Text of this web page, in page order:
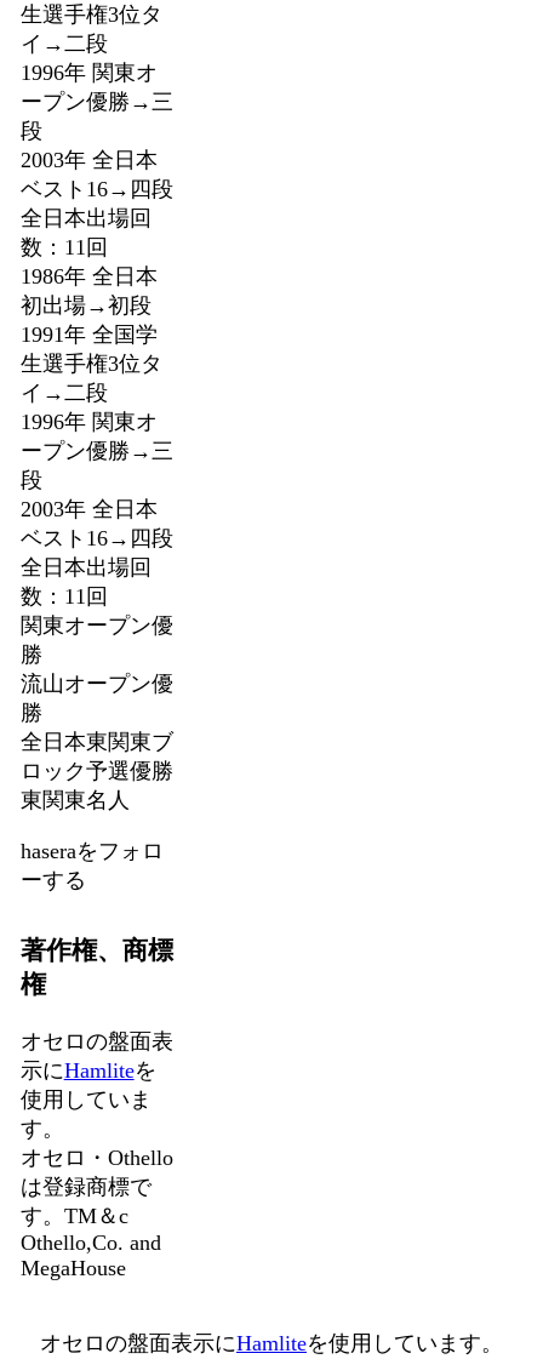
生選手権3位タ
イ→二段
1996年 関東オ
ープン優勝→三
段
2003年 全日本
ベスト16→四段
全日本出場回
数：11回
1986年 全日本
初出場→初段
1991年 全国学
生選手権3位タ
イ→二段
1996年 関東オ
ープン優勝→三
段
2003年 全日本
ベスト16→四段
全日本出場回
数：11回
関東オープン優
勝
流山オープン優
勝
全日本東関東ブ
ロック予選優勝
東関東名人
haseraをフォロ
ーする
著作権、商標
権
オセロの盤面表
示にHamliteを
使用していま
す。
オセロ・Othello
は登録商標で
す。TM＆c
Othello,Co. and
MegaHouse
オセロの盤面表示にHamliteを使用しています。